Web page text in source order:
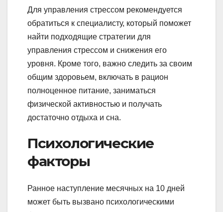
Для управления стрессом рекомендуется
обратиться к специалисту, который поможет
найти подходящие стратегии для
управления стрессом и снижения его
уровня. Кроме того, важно следить за своим
общим здоровьем, включать в рацион
полноценное питание, заниматься
физической активностью и получать
достаточно отдыха и сна.
Психологические
факторы
Ранное наступление месячных на 10 дней
может быть вызвано психологическими